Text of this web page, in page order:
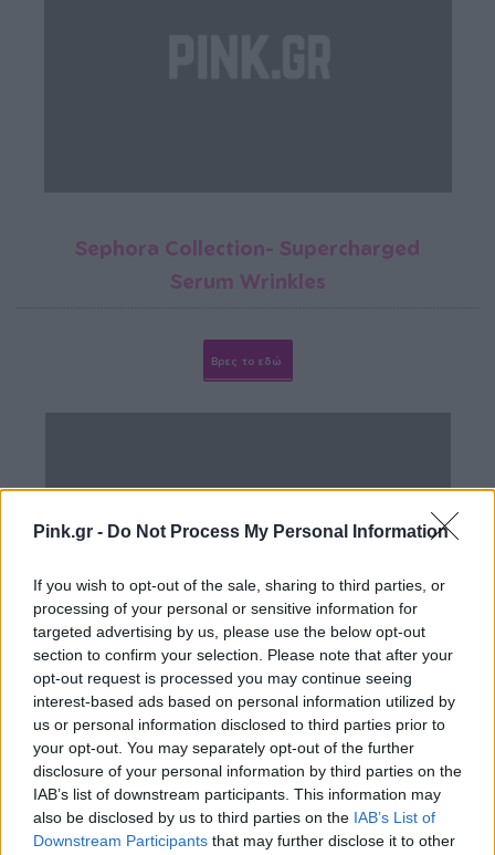
Pink.gr - Do Not Process My Personal Information
If you wish to opt-out of the sale, sharing to third parties, or
processing of your personal or sensitive information for
targeted advertising by us, please use the below opt-out
section to confirm your selection. Please note that after your
opt-out request is processed you may continue seeing
interest-based ads based on personal information utilized by
us or personal information disclosed to third parties prior to
your opt-out. You may separately opt-out of the further
disclosure of your personal information by third parties on the
IAB’s list of downstream participants. This information may
also be disclosed by us to third parties on the IAB’s List of
Downstream Participants that may further disclose it to other
Sephora Collection- Supercharged
Serum Wrinkles
Βρες το εδώ
BYBI Eye plump- night eye cream
Βρες το εδώ